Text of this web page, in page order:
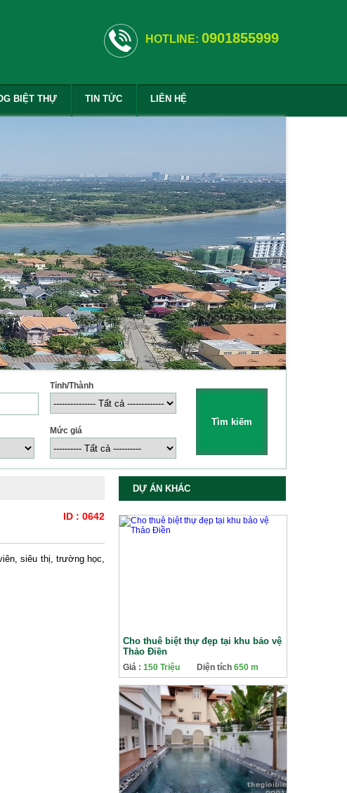
HOTLINE: 0901855999
BIỆT THỰ TIN TỨC LIÊN HỆ
Tỉnh/Thành
Mức giá
ID : 0642
siêu thị, trường học,
DỰ ÁN KHÁC
Cho thuê biệt thự đẹp tại khu bảo vệ
Thảo Điền
Giá : 150 Triệu Diện tích 650 m